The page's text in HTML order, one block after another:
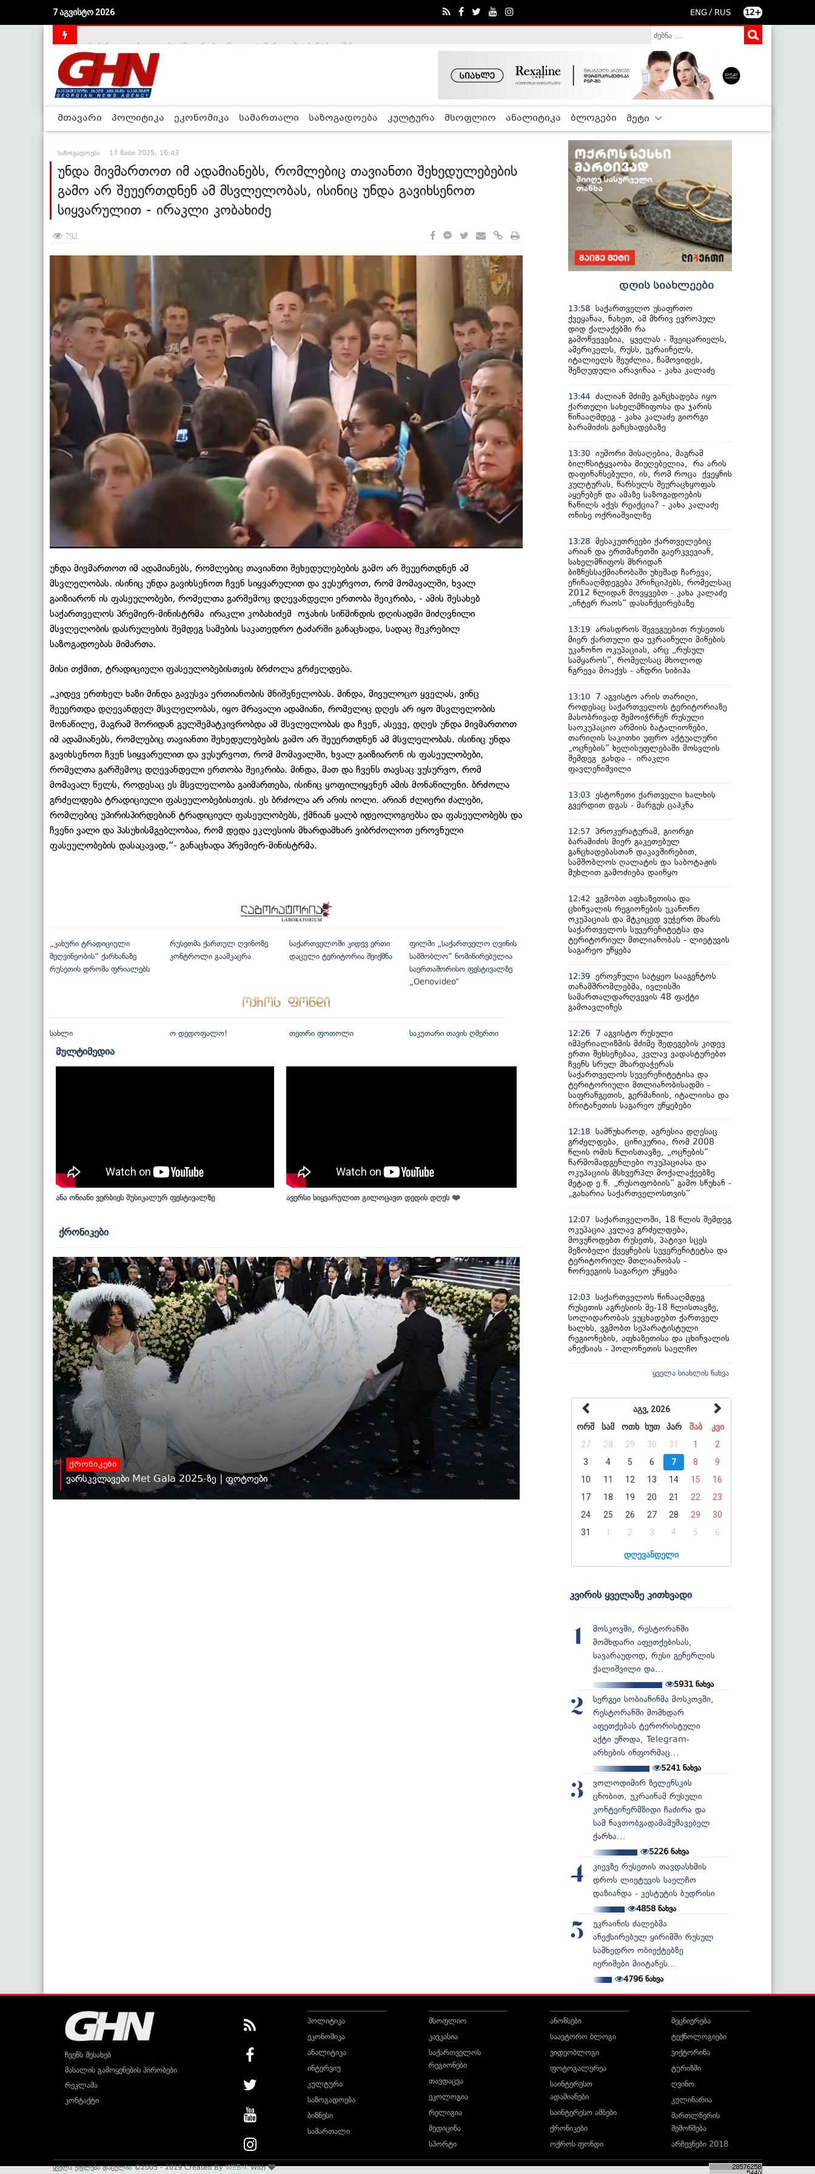
7 აგვისტო 2026 ENG / RUS 12+
მთავარი პოლიტიკა ეკონომიკა სამართალი საზოგადოება კულტურა მსოფლიო ანალიტიკა ბლოგები მეტი
საზოგადოება 17 მაისი 2025, 16:43
უნდა მივმართოთ იმ ადამიანებს, რომლებიც თავიანთი შეხედულებების
გამო არ შეუერთდნენ ამ მსვლელობას, ისინიც უნდა გავიხსენოთ
სიყვარულით - ირაკლი კობახიძე
792
უნდა მივმართოთ იმ ადამიანებს, რომლებიც თავიანთი შეხედულებების გამო არ შეუერთდნენ ამ
მსვლელობას. ისინიც უნდა გავიხსენოთ ჩვენ სიყვარულით და ვუსურვოთ, რომ მომავალში, ხვალ
გაიზიარონ ის ფასეულობები, რომელთა გარშემოც დღევანდელი ერთობა შეიკრიბა, - ამის შესახებ
საქართველოს პრემიერ-მინისტრმა ირაკლი კობახიძემ ოჯახის სიწმინდის დღისადმი მიძღვნილი
მსვლელობის დასრულების შემდეგ სამების საკათედრო ტაძარში განაცხადა, სადაც შეკრებილ
საზოგადოებას მიმართა.
მისი თქმით, ტრადიციული ფასეულობებისთვის ბრძოლა გრძელდება.
„კიდევ ერთხელ ხაზი მინდა გავუსვა ერთიანობის მნიშვნელობას. მინდა, მივულოცო ყველას, ვინც
შეუერთდა დღევანდელ მსვლელობას, იყო მრავალი ადამიანი, რომელიც დღეს არ იყო მსვლელობის
მონაწილე, მაგრამ შორიდან გულშემატკივრობდა ამ მსვლელობას და ჩვენ, ასევე, დღეს უნდა მივმართოთ
იმ ადამიანებს, რომლებიც თავიანთი შეხედულებების გამო არ შეუერთდნენ ამ მსვლელობას. ისინიც უნდა
გავიხსენოთ ჩვენ სიყვარულით და ვუსურვოთ, რომ მომავალში, ხვალ გაიზიარონ ის ფასეულობები,
რომელთა გარშემოც დღევანდელი ერთობა შეიკრიბა. მინდა, მათ და ჩვენს თავსაც ვუსურვო, რომ
მომავალ წელს, როდესაც ეს მსვლელობა გაიმართება, ისინიც ყოფილიყვნენ ამის მონაწილენი. ბრძოლა
გრძელდება ტრადიციული ფასეულობებისთვის. ეს ბრძოლა არ არის იოლი. არიან ძლიერი ძალები,
რომლებიც უპირისპირდებიან ტრადიციულ ფასეულობებს, ქმნიან ყალბ იდეოლოგიებსა და ფასეულობებს და
ჩვენი ვალი და პასუხისმგებლობაა, რომ დედა ეკლესიის მხარდამხარ ვიბრძოლოთ ეროვნული
ფასეულობების დასაცავად,“- განაცხადა პრემიერ-მინისტრმა.
„კახური ტრადიციული
მეღვინეობის“ ქარხანაზე
რუსეთის დროშა ფრიალებს
რუსეთმა ქართულ ღვინოზე
კონტროლი გაამკაცრა
საქართველოში კიდევ ერთი
დაცული ტერიტორია შეიქმნა
ფილმი „საქართველო ღვინის
სამშობლო“ ნომინირებულია
საერთაშორისო ფესტივალზე
„Oenovideo“
სახლი ო დედოფალო! თეთრი ფოთოლი საკუთარი თავის ღმერთი
მულტიმედია
ანა ონიანი ვერბიეს მუსიკალურ ფესტივალზე ავერსი სიყვარულით გილოცავთ დედის დღეს ❤️
ქრონიკები
ქრონიკები
ვარსკვლავები Met Gala 2025-ზე | ფოტოები
დღის სიახლეები
13:58 საქართველო უსაფრთო
ქვეყანაა, ნახეთ, ამ მხრივ ევროპულ
დიდ ქალაქებში რა
გამოწვევებია, ყველას - შვეიცარიელს,
ამერიკელს, რუსს, უკრაინელს,
იტალიელს შეუძლია, ჩამოვიდეს,
შეზღუდული არავინაა - კახა კალაძე
13:44 ძალიან მძიმე განცხადება იყო
ქართული სახელმწიფოსა და ჯარის
წინააღმდეგ - კახა კალაძე გიორგი
ბარამიძის განცხადებაზე
13:30 იუმორი მისაღებია, მაგრამ
ბილწსიტყვაობა მიუღებელია, რა არის
დაფინანსებული, ის, რომ როცა ქვეყნის
კულტურას, წარსულს შეურაცხყოფას
აყენებენ და ამაზე საზოგადოების
ნაწილს აქვს რეაქცია? - კახა კალაძე
ონისე ოქრიაშვილზე
13:28 მესაკუთრეები ქართველებიც
არიან და ერთმანეთში გაერკვევიან,
სახელმწიფოს მხრიდან
ბიზნესსაქმიანობაში უხეშად ჩარევა,
ეწინააღმდეგება პრინციპებს, რომელსაც
2012 წლიდან მოვყვებთ - კახა კალაძე
„ინტერ რაოს“ დასანქცირებაზე
13:19 არასდროს შევეგუებით რუსეთის
მიერ ქართული და უკრაინული მიწების
უკანონო ოკუპაციას, არც „რუსულ
სამყაროს“, რომელსაც მხოლოდ
ნგრევა მოაქვს - ანდრი სიბიჰა
13:10
7 აგვისტო არის თარიღი,
როდესაც საქართველოს ტერიტორიაზე
მასობრივად შემოიჭრნენ რუსული
საოკუპაციო არმიის ბატალიონები,
თარიღის საკითხი უფრო აქტუალური
„ოცნების“ ხელისუფლებაში მოსვლის
შემდეგ გახდა - ირაკლი
ფავლენიშვილი
13:03 ესტონეთი ქართველი ხალხის
გვერდით დგას - მარგუს ცაჰკნა
12:57 პროკურატურამ, გიორგი
ბარამიძის მიერ გაკეთებულ
განცხადებასთან დაკავშირებით,
სამშობლოს ღალატის და საბოტაჟის
მუხლით გამოძიება დაიწყო
12:42
ვგმობთ აფხაზეთისა და
ცხინვალის რეგიონების უკანონო
ოკუპაციას და მტკიცედ ვუჭერთ მხარს
საქართველოს სუვერენიტეტსა და
ტერიტორიულ მთლიანობას - ლიეტუვის
საგარეო უწყება
12:39 ეროვნული სატყეო სააგენტოს
თანამშრომლებმა, ივლისში
სამართალდარღვევის 48 ფაქტი
გამოავლინეს
12:26
7 აგვისტო რუსული
იმპერიალიზმის მძიმე შედეგების კიდევ
ერთი შეხსენებაა, კვლავ ვადასტურებთ
ჩვენს სრულ მხარდაჭერას
საქართველოს სუვერენიტეტისა და
ტერიტორიული მთლიანობისადმი -
საფრანგეთის, გერმანიის, იტალიისა და
ბრიტანეთის საგარეო უწყებები
12:18 სამწუხაროდ, აგრესია დღესაც
გრძელდება, ცინიკურია, რომ 2008
წლის ომის წლისთავზე, „ოცნების“
წარმომადგენლები ოკუპაციასა და
ოკუპაციის მსხვერპლ მოქალაქეებზე
მეტად ე.წ. „რუსოფობიის“ გამო სწუხან -
„გახარია საქართველოსთვის“
12:07 საქართველოში, 18 წლის შემდეგ
ოკუპაცია კვლავ გრძელდება,
მოვუწოდებთ რუსეთს, პატივი სცეს
მეზობელი ქვეყნების სუვერენიტეტსა და
ტერიტორიულ მთლიანობას -
ნორვეგიის საგარეო უწყება
12:03 საქართველოს წინააღმდეგ
რუსეთის აგრესიის მე-18 წლისთავზე,
სოლიდარობას ვუცხადებთ ქართველ
ხალხს, ვგმობთ სეპარატისტული
რეგიონების, აფხაზეთისა და ცხინვალის
ანექსიას - პოლონეთის საელჩო
ყველა სიახლის ნახვა
აგვ, 2026
ორშ
სამ ოთხ ხუთ პარ შაბ
კვი
27
28 29 30 31 1
2
3
4 5 6 7 8
9
10
11 12 13 14 15
16
17
18 19 20 21 22
23
24
25 26 27 28 29
30
31
1 2 3 4 5 6
დღევანდელი
კვირის ყველაზე კითხვადი
1
მოსკოვში, რესტორანში
მომხდარი აფეთქებისას,
სავარაუდოდ, რუსი გენერლის
ქალიშვილი და...
5931 ნახვა
2
სერგეი სობიანინმა მოსკოვში,
რესტორანში მომხდარ
აფეთქებას ტერორისტული
აქტი უწოდა, Telegram-
არხების ინფორმაც...
5241 ნახვა
3
ვოლოდიმირ ზელენსკის
ცნობით, უკრაინამ რუსული
კონტეინერმზიდი ჩაძირა და
სამ ნავთობგადამამუშავებელ
ქარხა...
5226ნახვა
4
კიევზე რუსეთის თავდასხმის
დროს ლიეტუვის საელჩო
დაზიანდა - კესტუტის ბუდრისი
4858ნახვა
5
უკრაინის ძალებმა
ანექსირებულ ყირიმში რუსულ
სამხედრო ობიექტებზე
იერიშები მიიტანეს...
4796ნახვა
ჩვენს შესახებ
მასალის გამოყენების პირობები
რეკლამა
კონტაქტი
პოლიტიკა
ეკონომიკა
ანალიტიკა
ინტერვიუ
კულტურა
საზოგადოება
ბიზნესი
სამართალი
მსოფლიო
კავკასია
საქართველოს
რეგიონები
თავდაცვა
ეკოლოგია
რელიგია
მედიცინა
სპორტი
ანონსები
საავტორო ბლოგი
ვიდეობლოგი
ფოტოგალერეა
საინტერესო
ადამიანები
საინტერესო ამბები
ქრონიკები
ოქროს ფონდი
მეცნიერება
ტექნოლოგიები
ვიქტორინა
ტურიზმი
ღვინო
კულინარია
მართლწერის
შემოწმება
არჩევნები 2018
ყველა უფლება დაცულია ©2005 - 2019 Created ByWEB-XWith